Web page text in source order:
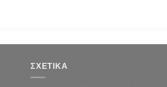
ΣΧΕΤΙΚΆ